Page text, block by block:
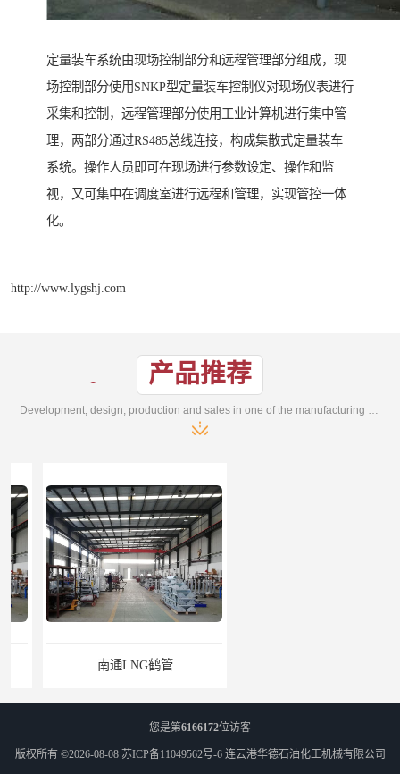
定量装车系统由现场控制部分和远程管理部分组成，现
场控制部分使用SNKP型定量装车控制仪对现场仪表进行
采集和控制，远程管理部分使用工业计算机进行集中管
理，两部分通过RS485总线连接，构成集散式定量装车
系统。操作人员即可在现场进行参数设定、操作和监
视，又可集中在调度室进行远程和管理，实现管控一体
化。
http://www.lygshj.com
产品推荐
南通LNG鹤管
您是第6166172位访客
版权所有 ©2026-08-08 苏ICP备11049562号-6 连云港华德石油化工机械有限公司